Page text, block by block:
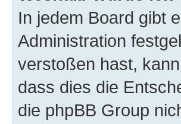
In jedem Board gibt
Administration
verstoßen hast,
dass dies die
die phpBB Group